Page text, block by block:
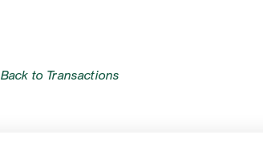
Back to Transactions